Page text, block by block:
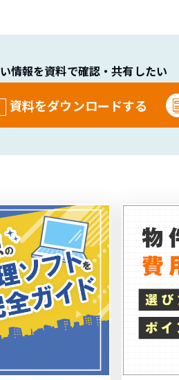
情報を資料で確認・共有したい
資料をダウンロードする